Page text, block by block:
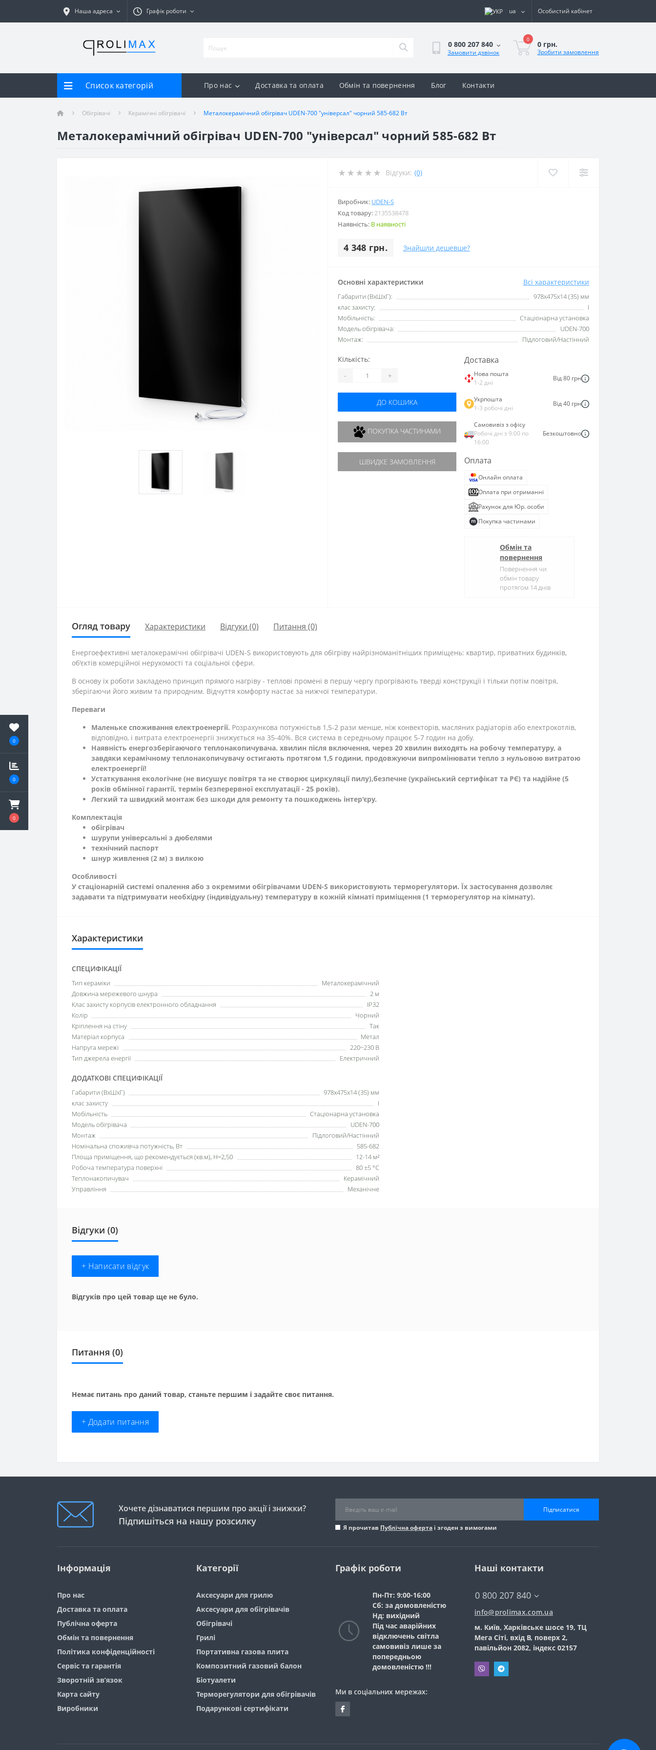
0
0
0
Наша адреса Графік роботи ua Особистий кабінет
0 800 207 840
Замовити дзвінок
0
0 грн.
Зробити замовлення
Список категорій Про нас Доставка та оплата Обмін та повернення Блог Контакти
Обігрівачі Керамічні обігрівачі Металокерамічний обігрівач UDEN-700 "універсал" чорний 585-682 Вт
Металокерамічний обігрівач UDEN-700 "універсал" чорний 585-682 Вт
Відгуки: (0)
Виробник: UDEN-S
Код товару:2135538478
Наявність: В наявності
4 348 грн. Знайшли дешевше?
Основні характеристики Всі характеристики
Габарити (ВхШхГ):
978х475х14 (35) мм
клас захисту:
I
Мобільність:
Стаціонарна установка
Модель обігрівача:
UDEN-700
Монтаж:
Підлоговий/Настінний
Кількість:
- +
ДО КОШИКА
ПОКУПКА ЧАСТИНАМИ
ШВИДКЕ ЗАМОВЛЕННЯ
Доставка
Нова пошта
1-2 дні
Від 80 грн
Укрпошта
1-3 робочі дні
Від 40 грн
Самовивіз з офісу
Робочі дні з 9:00 по
16:00
Безкоштовно
Оплата
Онлайн оплата
Оплата при отриманні
Рахунок для Юр. особи
Покупка частинами
Обмін та
повернення
Повернення чи
обмін товару
протягом 14 днів
Огляд товару Характеристики Відгуки (0) Питання (0)
Енергоефективні металокерамічні обігрівачі UDEN-S використовують для обігріву найрізноманітніших приміщень: квартир, приватних будинків,
об'єктів комерційної нерухомості та соціальної сфери.
В основу їх роботи закладено принцип прямого нагріву - теплові промені в першу чергу прогрівають тверді конструкції і тільки потім повітря,
зберігаючи його живим та природним. Відчуття комфорту настає за нижчої температури.
Переваги
Маленьке споживання електроенергії. Розрахункова потужністьв 1,5-2 рази менше, ніж конвекторів, масляних радіаторів або електрокотлів,
відповідно, і витрата електроенергії знижується на 35-40%. Вся система в середньому працює 5-7 годин на добу.
Наявність енергозберігаючого теплонакопичувача. хвилин після включення, через 20 хвилин виходять на робочу температуру, а
завдяки керамічному теплонакопичувачу остигають протягом 1,5 години, продовжуючи випромінювати тепло з нульовою витратою
електроенергії!
Устаткування екологічне (не висушує повітря та не створює циркуляції пилу),безпечне (український сертифікат та РЄ) та надійне (5
років обмінної гарантії, термін безперервної експлуатації - 25 років).
Легкий та швидкий монтаж без шкоди для ремонту та пошкоджень інтер'єру.
Комплектація
обігрівач
шурупи універсальні з дюбелями
технічний паспорт
шнур живлення (2 м) з вилкою
Особливості
У стаціонарній системі опалення або з окремими обігрівачами UDEN-S використовують терморегулятори. Їх застосування дозволяє
задавати та підтримувати необхідну (індивідуальну) температуру в кожній кімнаті приміщення (1 терморегулятор на кімнату).
Характеристики
СПЕЦИФІКАЦІЇ
Тип кераміки
Металокерамічний
Довжина мережевого шнура
2 м
Клас захисту корпусів електронного обладнання
IP32
Колір
Чорний
Кріплення на стіну
Так
Матеріал корпуса
Метал
Напруга мережі
220~230 В
Тип джерела енергії
Електричний
ДОДАТКОВІ СПЕЦИФІКАЦІЇ
Габарити (ВхШхГ)
978х475х14 (35) мм
клас захисту
I
Мобільність
Стаціонарна установка
Модель обігрівача
UDEN-700
Монтаж
Підлоговий/Настінний
Номінальна споживча потужність, Вт
585-682
Площа приміщення, що рекомендується (кв.м), H=2,50
12-14 м²
Робоча температура поверхні
80 ±5 °С
Теплонакопичувач
Керамічний
Управління
Механічне
Відгуки (0)
+ Написати відгук
Відгуків про цей товар ще не було.
Питання (0)
Немає питань про даний товар, станьте першим і задайте своє питання.
+ Додати питання
Хочете дізнаватися першим про акції і знижки?
Підпишіться на нашу розсилку
Підписатися
Я прочитав Публічна оферта і згоден з вимогами
Інформація
Про нас
Доставка та оплата
Публічна оферта
Обмін та повернення
Політика конфіденційності
Сервіс та гарантія
Зворотній зв’язок
Карта сайту
Виробники
Категорії
Аксесуари для грилю
Аксесуари для обігрівачів
Обігрівачі
Грилі
Портативна газова плита
Композитний газовий балон
Біотуалети
Терморегулятори для обігрівачів
Подарункові сертифікати
Графік роботи
Пн-Пт: 9:00-16:00
Сб: за домовленістю
Нд: вихідний
Під час аварійних
відключень світла
самовивіз лише за
попередньою
домовленістю !!!
Ми в соціальних мережах:
Наші контакти
0 800 207 840
info@prolimax.com.ua
м. Київ, Харківське шосе 19, ТЦ
Мега Сіті, вхід В, поверх 2,
павільйон 2082, індекс 02157